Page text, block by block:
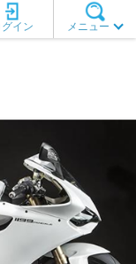
メニュー
グイン